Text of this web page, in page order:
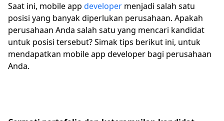
Saat ini, mobile app developer menjadi salah satu
posisi yang banyak diperlukan perusahaan. Apakah
perusahaan Anda salah satu yang mencari kandidat
untuk posisi tersebut? Simak tips berikut ini, untuk
mendapatkan mobile app developer bagi perusahaan
Anda.